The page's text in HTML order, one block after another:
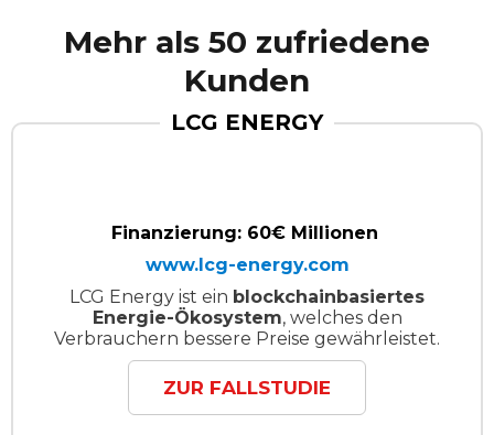
Mehr als 50 zufriedene
Kunden
LCG ENERGY
Finanzierung: 60€ Millionen
www.lcg-energy.com
LCG Energy ist ein blockchainbasiertes
Energie-Ökosystem, welches den
Verbrauchern bessere Preise gewährleistet.
ZUR FALLSTUDIE